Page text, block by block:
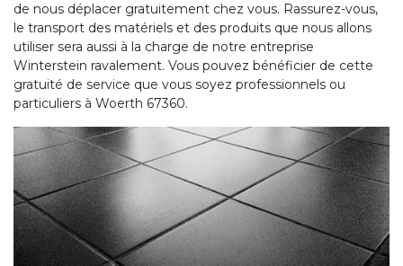
de nous déplacer gratuitement chez vous. Rassurez-vous,
le transport des matériels et des produits que nous allons
utiliser sera aussi à la charge de notre entreprise
Winterstein ravalement. Vous pouvez bénéficier de cette
gratuité de service que vous soyez professionnels ou
particuliers à Woerth 67360.